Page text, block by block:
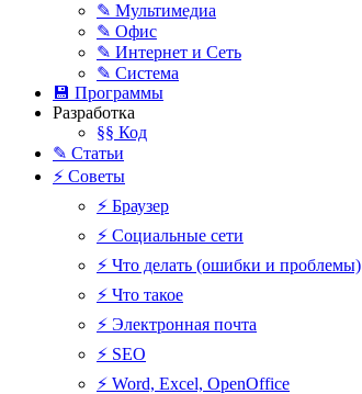
✎ Мультимедиа
✎ Офис
✎ Интернет и Сеть
✎ Система
💾 Программы
Разработка
§§ Код
✎ Статьи
⚡ Советы
⚡ Браузер
⚡ Социальные сети
⚡ Что делать (ошибки и проблемы)
⚡ Что такое
⚡ Электронная почта
⚡ SEO
⚡ Word, Excel, OpenOffice